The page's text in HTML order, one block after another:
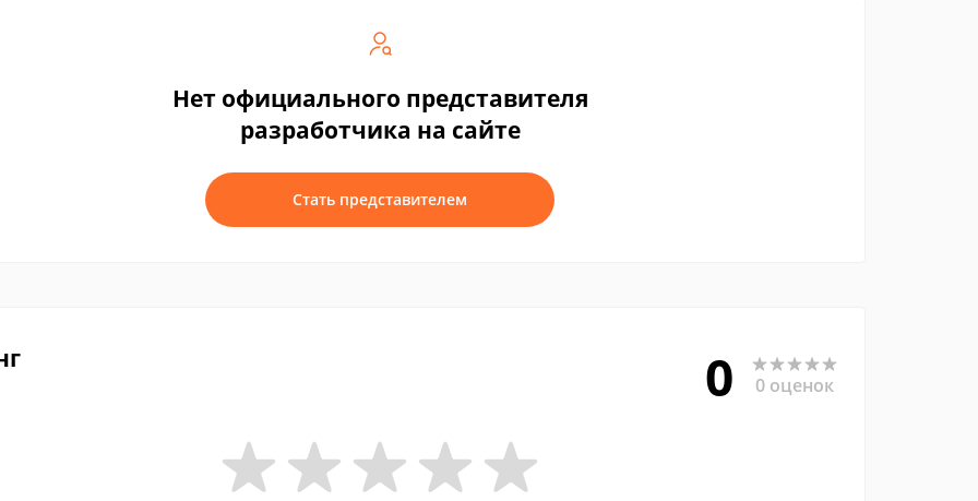
Нет официального представителя
разработчика на сайте
Стать представителем
0 0 оценок